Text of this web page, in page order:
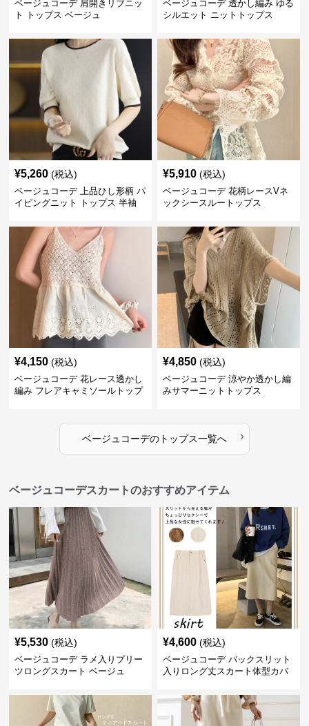
ベージュコーデ 肩開きリブニッ
ト トップス ベージュ
ベージュコーデ 透かし編み ゆる
シルエット ニットトップス
¥5,260 (税込)
ベージュコーデ 上品ひし形柄 パ
イピングニット トップス 半袖
¥5,910 (税込)
ベージュコーデ 花柄レースVネ
ックシースルートップス
¥4,150 (税込)
ベージュコーデ 花レース透かし
編み フレアキャミソールトップ
¥4,850 (税込)
ベージュコーデ 涼やか透かし編
みサマーニットトップス
ベージュコーデのトップス一覧へ ›
ベージュコーデスカートのおすすめアイテム
¥5,530 (税込)
ベージュコーデ ラメ入りプリー
ツロングスカート ベージュ
¥4,600 (税込)
ベージュコーデ バックスリット
入りロング丈スカート体型カバ